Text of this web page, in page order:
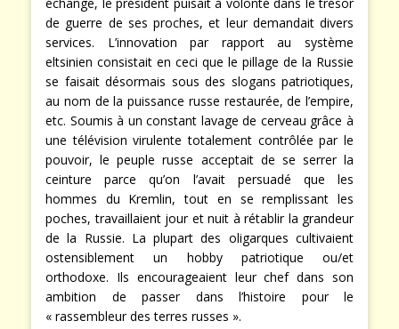
de guerre de ses proches, et leur demandait divers
services. L’innovation par rapport au système
eltsinien consistait en ceci que le pillage de la Russie
se faisait désormais sous des slogans patriotiques,
au nom de la puissance russe restaurée, de l’empire,
etc. Soumis à un constant lavage de cerveau grâce à
une télévision virulente totalement contrôlée par le
pouvoir, le peuple russe acceptait de se serrer la
ceinture parce qu’on l’avait persuadé que les
hommes du Kremlin, tout en se remplissant les
poches, travaillaient jour et nuit à rétablir la grandeur
de la Russie. La plupart des oligarques cultivaient
ostensiblement un hobby patriotique ou/et
orthodoxe. Ils encourageaient leur chef dans son
ambition de passer dans l’histoire pour le
« rassembleur des terres russes ».